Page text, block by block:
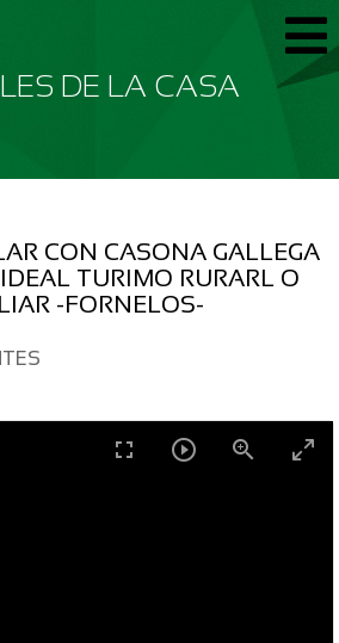
DE LA CASA
CON CASONA GALLEGA
TURIMO RURARL O
-FORNELOS-